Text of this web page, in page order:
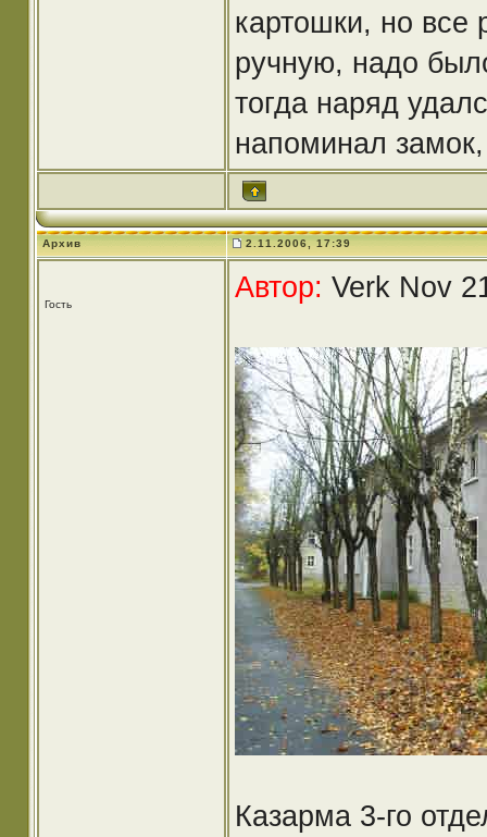
картошки, но все
ручную, надо
тогда наряд
напоминал
Архив 2.11.2006, 17:39
Гость
Автор: Verk Nov
Казарма 3-го